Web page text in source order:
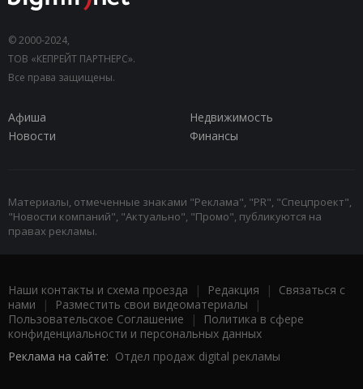
© 2000-2024,
ТОВ «КЕПРЕЙТ ПАРТНЕРС».
Все права защищены.
Афиша
Недвижимость
Новости
Финансы
Материалы, отмеченные знаками "Реклама", "PR", "Спецпроект",
"Новости компаний", "Актуально", "Промо", публикуются на
правах рекламы.
Наши контакты и схема проезда | Редакция | Связаться с
нами | Разместить свои видеоматериалы |
Пользовательское Соглашение |
Политика в сфере
конфиденциальности и персональных данных
Реклама на сайте: Отдел продаж digital рекламы